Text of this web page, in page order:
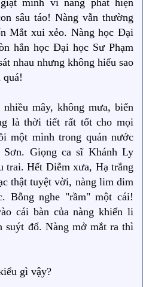
mình vì nàng phát hiện
sâu táo! Nàng vẫn thường
Mắt xui xẻo. Nàng học Đại
hắn học Đại học Sư Phạm
nhau nhưng không hiểu sao
quá!
mây, không mưa, biển
là thời tiết rất tốt cho mọi
một mình trong quán nước
Sơn. Giọng ca sĩ Khánh Ly
trai. Hết Diễm xưa, Hạ trắng
thật tuyệt vời, nàng lim dim
Bỗng nghe "rầm" một cái!
cái bàn của nàng khiến li
suýt đổ. Nàng mở mắt ra thì
gì vậy?